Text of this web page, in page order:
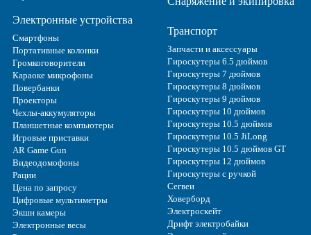
Электронные устройства
Смартфоны
Портативные колонки
Громкоговорители
Караоке микрофоны
Повербанки
Проекторы
Чехлы-аккумуляторы
Планшетные компьютеры
Игровые приставки
AR Game Gun
Видеодомофоны
Рации
Цена по запросу
Цифровые мультиметры
Экшн камеры
Электронные весы
Транспорт
Запчасти и аксессуары
Гироскутеры 6.5 дюймов
Гироскутеры 7 дюймов
Гироскутеры 8 дюймов
Гироскутеры 9 дюймов
Гироскутеры 10 дюймов
Гироскутеры 10.5 дюймов
Гироскутеры 10.5 JiLong
Гироскутеры 10.5 дюймов GT
Гироскутеры 12 дюймов
Гироскутеры с ручкой
Сегвеи
Ховерборд
Электроскейт
Дрифт электробайки